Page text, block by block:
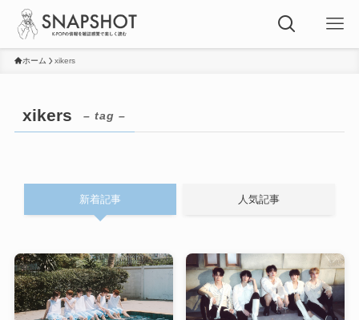
ホーム xikers
xikers – tag –
新着記事 人気記事